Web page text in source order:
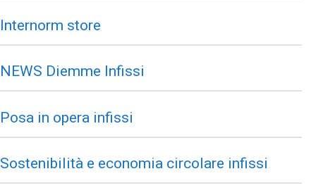
Internorm store
NEWS Diemme Infissi
Posa in opera infissi
Sostenibilità e economia circolare infissi